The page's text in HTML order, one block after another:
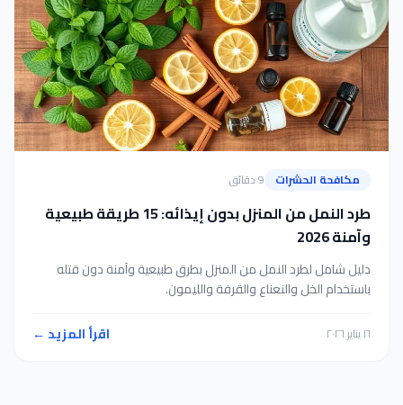
مكافحة الحشرات 9 دقائق
طرد النمل من المنزل بدون إيذائه: 15 طريقة طبيعية
وآمنة 2026
دليل شامل لطرد النمل من المنزل بطرق طبيعية وآمنة دون قتله
باستخدام الخل والنعناع والقرفة والليمون.
١٦ يناير ٢٠٢٦ اقرأ المزيد ←